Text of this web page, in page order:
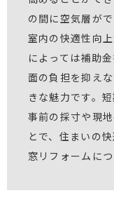
の間に空気層が
室内の快適性向
によっては補助
面の負担を抑え
きな魅力です。
事前の採寸や現
とで、住まいの
窓リフォームにつ